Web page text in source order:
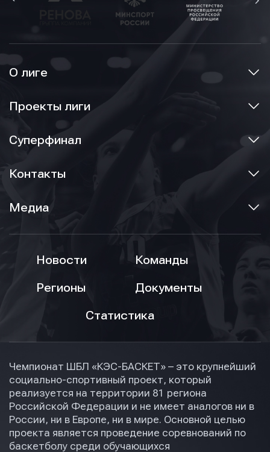
О лиге
Проекты лиги
Суперфинал
Контакты
Медиа
Новости
Команды
Регионы
Документы
Статистика
Чемпионат ШБЛ «КЭС-БАСКЕТ» – это крупнейший
социально-спортивный проект, который
реализуется на территории 81 региона
Российской Федерации и не имеет аналогов ни в
России, ни в Европе, ни в мире. Основной целью
проекта является проведение соревнований по
баскетболу среди обучающихся